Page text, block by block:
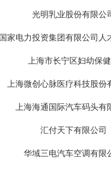
光明乳业股份有限公
国家电力投资集团有限公司人
上海市长宁区妇幼保
上海微创心脉医疗科技股份
上海海通国际汽车码头有
汇付天下有限公司
华域三电汽车空调有限